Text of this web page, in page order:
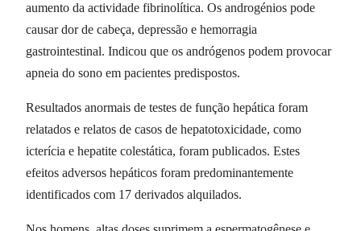
aumento da actividade fibrinolítica. Os androgénios pode
causar dor de cabeça, depressão e hemorragia
gastrointestinal. Indicou que os andrógenos podem provocar
apneia do sono em pacientes predispostos.
Resultados anormais de testes de função hepática foram
relatados e relatos de casos de hepatotoxicidade, como
icterícia e hepatite colestática, foram publicados. Estes
efeitos adversos hepáticos foram predominantemente
identificados com 17 derivados alquilados.